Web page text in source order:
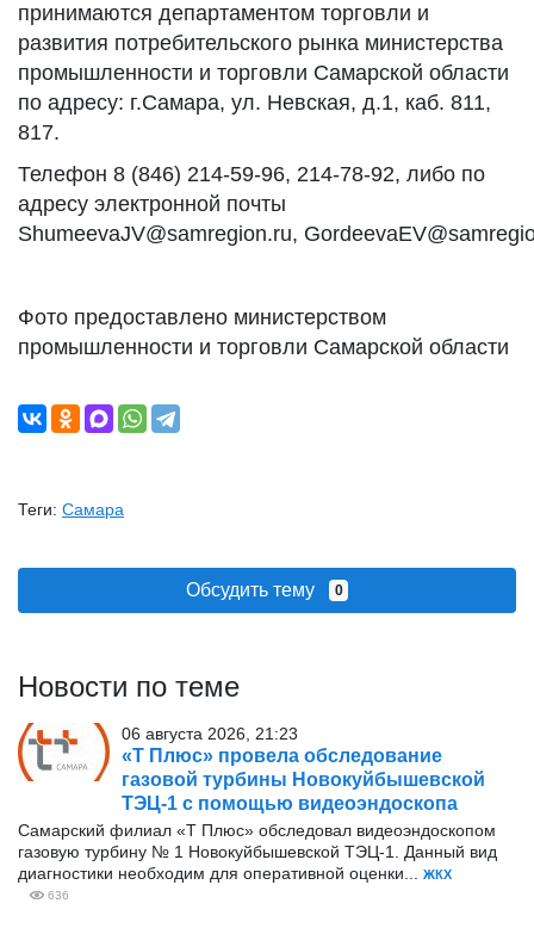
принимаются департаментом торговли и
развития потребительского рынка министерства
промышленности и торговли Самарской области
по адресу: г.Самара, ул. Невская, д.1, каб. 811,
817.
Телефон 8 (846) 214-59-96, 214-78-92, либо по
адресу электронной почты
ShumeevaJV@samregion.ru,
Фото предоставлено министерством
промышленности и торговли Самарской области
Теги: Самара
Обсудить тему 0
Новости по теме
06 августа 2026, 21:23
«Т Плюс» провела обследование
газовой турбины Новокуйбышевской
ТЭЦ-1 с помощью видеоэндоскопа
Самарский филиал «Т Плюс» обследовал видеоэндоскопом
газовую турбину № 1 Новокуйбышевской ТЭЦ-1. Данный вид
диагностики необходим для оперативной оценки...
ЖКХ
636